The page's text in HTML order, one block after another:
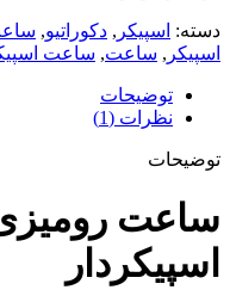
دسته: اسپیکر , دکوراتیو,
اسپیکر , ساعت, ساعت
توضیحات
نظرات (1)
توضیحات
ساعت رومیزی
اسپیکردار